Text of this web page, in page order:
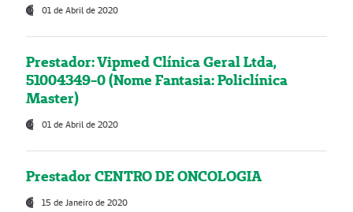
01 de Abril de 2020
Prestador: Vipmed Clínica Geral Ltda,
51004349-0 (Nome Fantasia: Policlínica
Master)
01 de Abril de 2020
Prestador CENTRO DE ONCOLOGIA
15 de Janeiro de 2020